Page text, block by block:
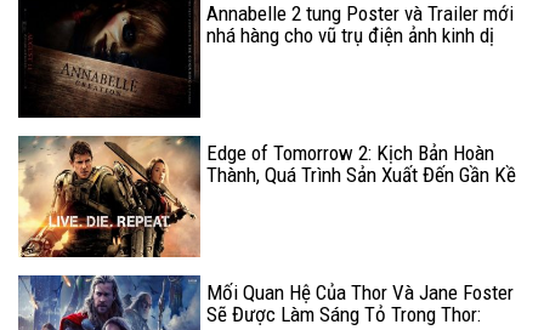
Annabelle 2 tung Poster và Trailer mới
nhá hàng cho vũ trụ điện ảnh kinh dị
Edge of Tomorrow 2: Kịch Bản Hoàn
Thành, Quá Trình Sản Xuất Đến Gần Kề
Mối Quan Hệ Của Thor Và Jane Foster
Sẽ Được Làm Sáng Tỏ Trong Thor: